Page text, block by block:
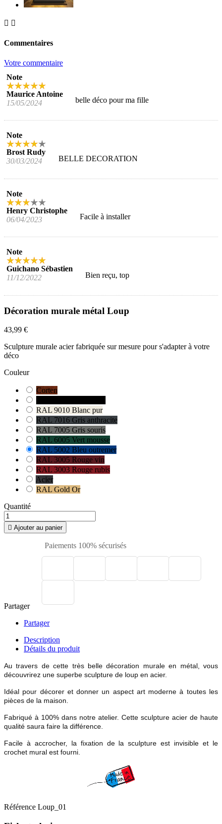
 
Commentaires
Votre commentaire
Note
Maurice Antoine
15/05/2024
belle déco pour ma fille
Note
Brost Rudy
30/03/2024
BELLE DECORATION
Note
Henry Christophe
06/04/2023
Facile à installer
Note
Guichano Sébastien
11/12/2022
Bien reçu, top
Décoration murale métal Loup
43,99 €
Sculpture murale acier fabriquée sur mesure pour s'adapter à votre
déco
Couleur
Corten
RAL 9010 Blanc pur
RAL 7016 Gris anthracite
RAL 7005 Gris souris
RAL 6005 Vert mousse
RAL 5002 Bleu outremer
RAL 3005 Rouge vin
RAL 3003 Rouge rubis
Acier
RAL Gold Or
Quantité
 Ajouter au panier
Paiements 100% sécurisés
Partager
Partager
Description
Détails du produit
Au travers de cette très belle décoration murale en métal, vous
découvrirez une superbe sculpture de loup en acier.
Idéal pour décorer et donner un aspect art moderne à toutes les
pièces de la maison.
Fabriqué à 100% dans notre atelier. Cette sculpture acier de haute
qualité saura faire la différence.
Facile à accrocher, la fixation de la sculpture est invisible et le
crochet mural est fourni.
Référence Loup_01